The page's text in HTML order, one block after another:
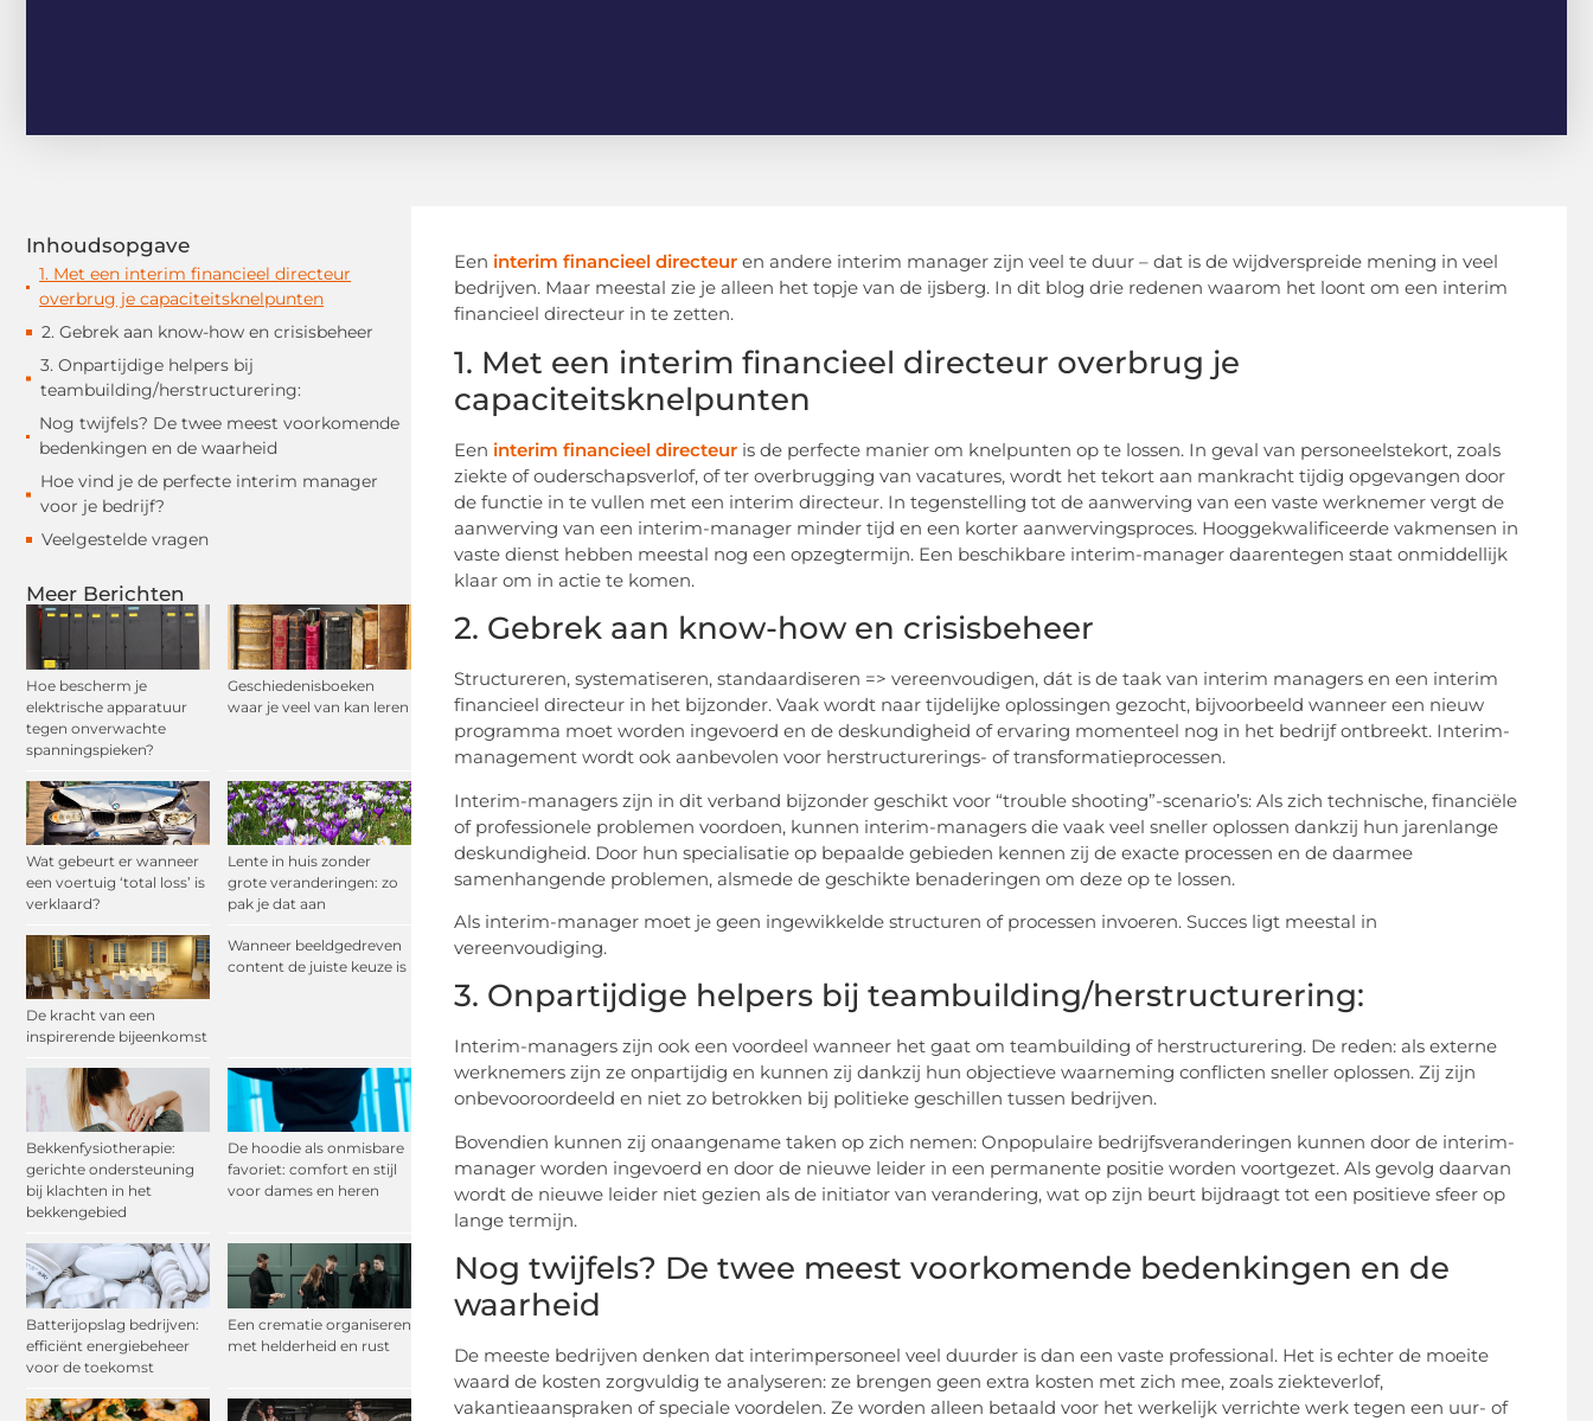
Inhoudsopgave
1. Met een interim financieel directeur
overbrug je capaciteitsknelpunten
2. Gebrek aan know-how en crisisbeheer
3. Onpartijdige helpers bij
teambuilding/herstructurering:
Nog twijfels? De twee meest voorkomende
bedenkingen en de waarheid
Hoe vind je de perfecte interim manager
voor je bedrijf?
Veelgestelde vragen
Meer Berichten
Hoe bescherm je
elektrische apparatuur
tegen onverwachte
spanningspieken?
Geschiedenisboeken
waar je veel van kan leren
Wat gebeurt er wanneer
een voertuig ‘total loss’ is
verklaard?
Lente in huis zonder
grote veranderingen: zo
pak je dat aan
De kracht van een
inspirerende bijeenkomst
Wanneer beeldgedreven
content de juiste keuze is
Bekkenfysiotherapie:
gerichte ondersteuning
bij klachten in het
bekkengebied
De hoodie als onmisbare
favoriet: comfort en stijl
voor dames en heren
Batterijopslag bedrijven:
efficiënt energiebeheer
voor de toekomst
Een crematie organiseren
met helderheid en rust
Een interim financieel directeur en andere interim manager zijn veel te duur – dat is de wijdverspreide mening in veel
bedrijven. Maar meestal zie je alleen het topje van de ijsberg. In dit blog drie redenen waarom het loont om een interim
financieel directeur in te zetten.
1. Met een interim financieel directeur overbrug je
capaciteitsknelpunten
Een interim financieel directeur is de perfecte manier om knelpunten op te lossen. In geval van personeelstekort, zoals
ziekte of ouderschapsverlof, of ter overbrugging van vacatures, wordt het tekort aan mankracht tijdig opgevangen door
de functie in te vullen met een interim directeur. In tegenstelling tot de aanwerving van een vaste werknemer vergt de
aanwerving van een interim-manager minder tijd en een korter aanwervingsproces. Hooggekwalificeerde vakmensen in
vaste dienst hebben meestal nog een opzegtermijn. Een beschikbare interim-manager daarentegen staat onmiddellijk
klaar om in actie te komen.
2. Gebrek aan know-how en crisisbeheer
Structureren, systematiseren, standaardiseren => vereenvoudigen, dát is de taak van interim managers en een interim
financieel directeur in het bijzonder. Vaak wordt naar tijdelijke oplossingen gezocht, bijvoorbeeld wanneer een nieuw
programma moet worden ingevoerd en de deskundigheid of ervaring momenteel nog in het bedrijf ontbreekt. Interim-
management wordt ook aanbevolen voor herstructurerings- of transformatieprocessen.
Interim-managers zijn in dit verband bijzonder geschikt voor “trouble shooting”-scenario’s: Als zich technische, financiële
of professionele problemen voordoen, kunnen interim-managers die vaak veel sneller oplossen dankzij hun jarenlange
deskundigheid. Door hun specialisatie op bepaalde gebieden kennen zij de exacte processen en de daarmee
samenhangende problemen, alsmede de geschikte benaderingen om deze op te lossen.
Als interim-manager moet je geen ingewikkelde structuren of processen invoeren. Succes ligt meestal in
vereenvoudiging.
3. Onpartijdige helpers bij teambuilding/herstructurering:
Interim-managers zijn ook een voordeel wanneer het gaat om teambuilding of herstructurering. De reden: als externe
werknemers zijn ze onpartijdig en kunnen zij dankzij hun objectieve waarneming conflicten sneller oplossen. Zij zijn
onbevooroordeeld en niet zo betrokken bij politieke geschillen tussen bedrijven.
Bovendien kunnen zij onaangename taken op zich nemen: Onpopulaire bedrijfsveranderingen kunnen door de interim-
manager worden ingevoerd en door de nieuwe leider in een permanente positie worden voortgezet. Als gevolg daarvan
wordt de nieuwe leider niet gezien als de initiator van verandering, wat op zijn beurt bijdraagt tot een positieve sfeer op
lange termijn.
Nog twijfels? De twee meest voorkomende bedenkingen en de
waarheid
De meeste bedrijven denken dat interimpersoneel veel duurder is dan een vaste professional. Het is echter de moeite
waard de kosten zorgvuldig te analyseren: ze brengen geen extra kosten met zich mee, zoals ziekteverlof,
vakantieaanspraken of speciale voordelen. Ze worden alleen betaald voor het werkelijk verrichte werk tegen een uur- of